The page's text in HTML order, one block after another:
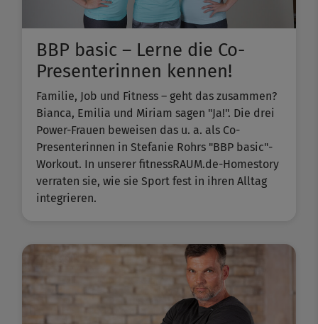
BBP basic – Lerne die Co-
Presenterinnen kennen!
Familie, Job und Fitness – geht das zusammen?
Bianca, Emilia und Miriam sagen "Ja!". Die drei
Power-Frauen beweisen das u. a. als Co-
Presenterinnen in Stefanie Rohrs "BBP basic"-
Workout. In unserer fitnessRAUM.de-Homestory
verraten sie, wie sie Sport fest in ihren Alltag
integrieren.